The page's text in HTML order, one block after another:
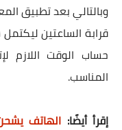
وبالتالي بعد تطبيق
قرابة الساعتين
حساب الوقت اللازم
المناسب.
إقرأ أيضًا: الهاتف